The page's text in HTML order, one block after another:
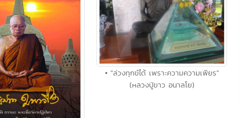
• "ล่วงทุกข์ได้ เพราะความความเพียร"
(หลวงปู่ขาว อนาลโย)